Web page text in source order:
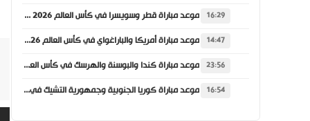
16:29 موعد مباراة قطر وسويسرا في كأس العالم 2026 والقنوات الناقلة
14:47 موعد مباراة أمريكا والباراغواي في كأس العالم 2026 والقنوات الناقلة
23:56 موعد مباراة كندا والبوسنة والهرسك في كأس العالم 2026 والقنوات الناقلة
16:54 موعد مباراة كوريا الجنوبية وجمهورية التشيك في كأس العالم 2026 والقنوات الناقلة